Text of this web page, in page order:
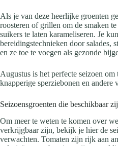
Als je van deze heerlijke groenten
roosteren of grillen om de smaken
suikers te laten karameliseren. Je
bereidingstechnieken door salades,
en ze toe te voegen als gezonde
Augustus is het perfecte seizoen om
knapperige sperziebonen en andere
Seizoensgroenten die beschikbaar
Om meer te weten te komen over
verkrijgbaar zijn, bekijk je hier de
verwachten. Tomaten zijn rijk aan